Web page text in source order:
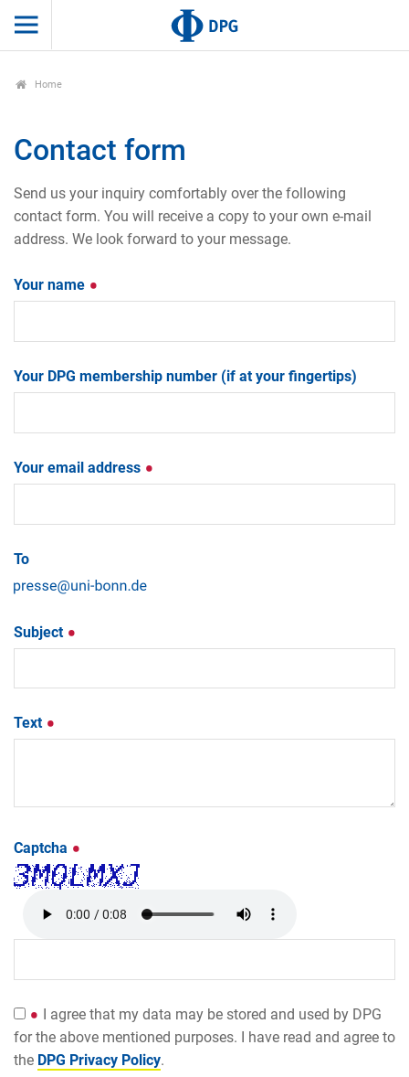
Home
Contact form
Send us your inquiry comfortably over the following
contact form. You will receive a copy to your own e-mail
address. We look forward to your message.
Your name
Your DPG membership number (if at your fingertips)
Your email address
To
Subject
Text
Captcha
I agree that my data may be stored and used by DPG
for the above mentioned purposes. I have read and agree to
the DPG Privacy Policy.